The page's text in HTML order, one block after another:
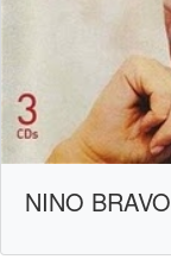
NINO BRAVO